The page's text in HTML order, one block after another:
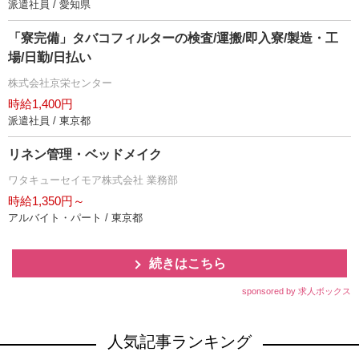
派遣社員 / 愛知県
「寮完備」タバコフィルターの検査/運搬/即入寮/製造・工
場/日勤/日払い
株式会社京栄センター
時給1,400円
派遣社員 / 東京都
リネン管理・ベッドメイク
ワタキューセイモア株式会社 業務部
時給1,350円～
アルバイト・パート / 東京都
続きはこちら
sponsored by 求人ボックス
人気記事ランキング